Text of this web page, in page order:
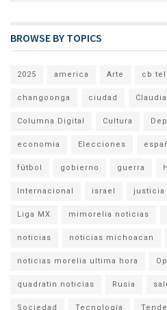
BROWSE BY TOPICS
2025 america Arte cb
changoonga ciudad
Columna Digital Cultura
economia Elecciones
fútbol gobierno guerra
Internacional israel justicia
Liga MX mimorelia noticias
noticias noticias michoacan
noticias morelia ultima hora
quadratin noticias Rusia
Sociedad Tecnología